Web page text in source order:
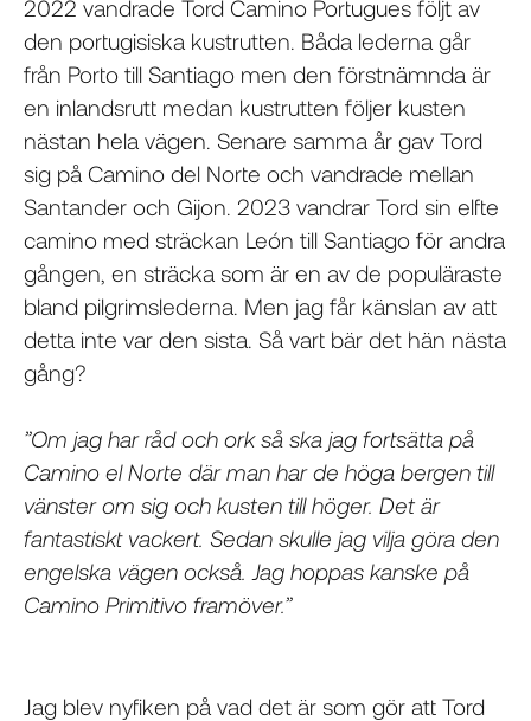
2022 vandrade Tord Camino Portugues följt av
den portugisiska kustrutten. Båda lederna går
från Porto till Santiago men den förstnämnda är
en inlandsrutt medan kustrutten följer kusten
nästan hela vägen. Senare samma år gav Tord
sig på Camino del Norte och vandrade mellan
Santander och Gijon. 2023 vandrar Tord sin elfte
camino med sträckan León till Santiago för andra
gången, en sträcka som är en av de populäraste
bland pilgrimslederna. Men jag får känslan av att
detta inte var den sista. Så vart bär det hän nästa
gång?
”Om jag har råd och ork så ska jag fortsätta på
Camino el Norte där man har de höga bergen till
vänster om sig och kusten till höger. Det är
fantastiskt vackert. Sedan skulle jag vilja göra den
engelska vägen också. Jag hoppas kanske på
Camino Primitivo framöver.”
Jag blev nyfiken på vad det är som gör att Tord